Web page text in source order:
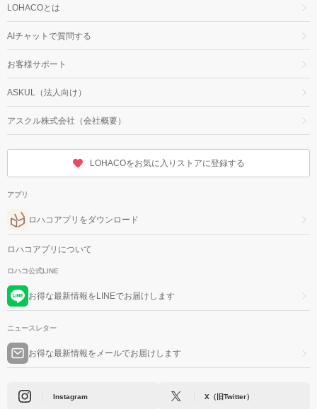
LOHACOとは
AIチャットで質問する
お客様サポート
ASKUL（法人向け）
アスクル株式会社（会社概要）
LOHACOをお気に入りストアに登録する
アプリ
ロハコアプリをダウンロード
ロハコアプリについて
ロハコ公式LINE
お得な最新情報をLINEでお届けします
ニュースレター
お得な最新情報をメールでお届けします
Instagram X（旧Twitter）